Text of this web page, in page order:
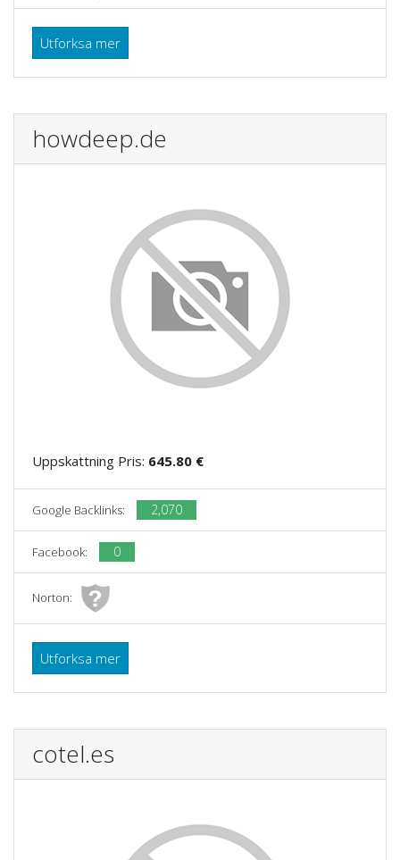
Utforksa mer
howdeep.de
Uppskattning Pris: 645.80 €
Google Backlinks: 2,070
Facebook: 0
Norton:
Utforksa mer
cotel.es